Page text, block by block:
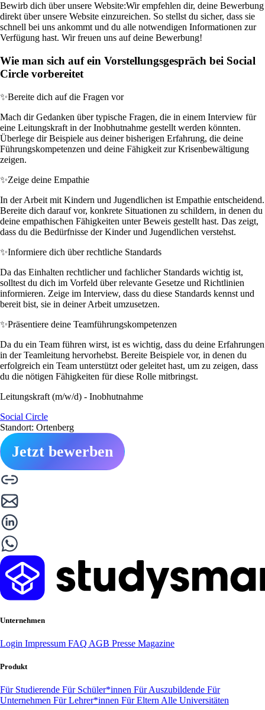
Bewirb dich über unsere Website:Wir empfehlen dir, deine Bewerbung
direkt über unsere Website einzureichen. So stellst du sicher, dass sie
schnell bei uns ankommt und du alle notwendigen Informationen zur
Verfügung hast. Wir freuen uns auf deine Bewerbung!
Wie man sich auf ein Vorstellungsgespräch bei Social
Circle vorbereitet
✨Bereite dich auf die Fragen vor
Mach dir Gedanken über typische Fragen, die in einem Interview für
eine Leitungskraft in der Inobhutnahme gestellt werden könnten.
Überlege dir Beispiele aus deiner bisherigen Erfahrung, die deine
Führungskompetenzen und deine Fähigkeit zur Krisenbewältigung
zeigen.
✨Zeige deine Empathie
In der Arbeit mit Kindern und Jugendlichen ist Empathie entscheidend.
Bereite dich darauf vor, konkrete Situationen zu schildern, in denen du
deine empathischen Fähigkeiten unter Beweis gestellt hast. Das zeigt,
dass du die Bedürfnisse der Kinder und Jugendlichen verstehst.
✨Informiere dich über rechtliche Standards
Da das Einhalten rechtlicher und fachlicher Standards wichtig ist,
solltest du dich im Vorfeld über relevante Gesetze und Richtlinien
informieren. Zeige im Interview, dass du diese Standards kennst und
bereit bist, sie in deiner Arbeit umzusetzen.
✨Präsentiere deine Teamführungskompetenzen
Da du ein Team führen wirst, ist es wichtig, dass du deine Erfahrungen
in der Teamleitung hervorhebst. Bereite Beispiele vor, in denen du
erfolgreich ein Team unterstützt oder geleitet hast, um zu zeigen, dass
du die nötigen Fähigkeiten für diese Rolle mitbringst.
Leitungskraft (m/w/d) - Inobhutnahme
Social Circle
Standort: Ortenberg
Jetzt bewerben
Unternehmen
Login Impressum FAQ AGB Presse Magazine
Produkt
Für Studierende Für Schüler*innen Für Auszubildende Für
Unternehmen Für Lehrer*innen Für Eltern Alle Universitäten